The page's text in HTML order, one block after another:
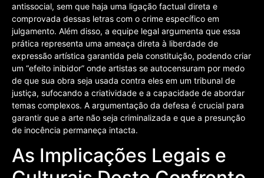
antissocial, sem que haja uma ligação factual direta e
comprovada dessas letras com o crime específico em
julgamento. Além disso, a equipe legal argumenta que essa
prática representa uma ameaça direta à liberdade de
expressão artística garantida pela constituição, podendo criar
um “efeito inibidor” onde artistas se autocensuram por medo
de que sua obra seja usada contra eles em um tribunal de
justiça, sufocando a criatividade e a capacidade de abordar
temas complexos. A argumentação da defesa é crucial para
garantir que a arte não seja criminalizada e que a presunção
de inocência permaneça intacta.
As Implicações Legais e